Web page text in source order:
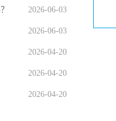
2026-06-03
2026-06-03
2026-04-20
2026-04-20
2026-04-20